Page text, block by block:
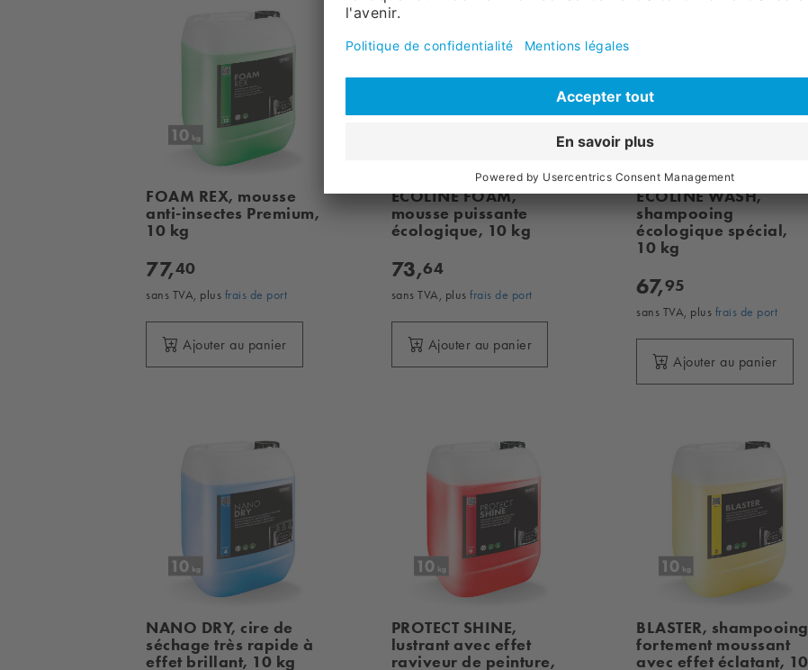
FOAM REX, mousse
anti-insectes Premium,
10 kg
77,40
sans TVA, plus frais de port
Ajouter au panier
ECOLINE FOAM,
mousse puissante
écologique, 10 kg
73,64
sans TVA, plusfrais de port
Ajouter au panier
ECOLINE WASH,
shampooing
écologique spécial,
10 kg
67,95
sans TVA, plus frais de port
Ajouter au panier
NANO DRY, cire de
séchage très rapide à
effet brillant, 10 kg
PROTECT SHINE,
lustrant avec effet
raviveur de peinture,
BLASTER, shampooing
fortement moussant
avec effet éclatant, 10